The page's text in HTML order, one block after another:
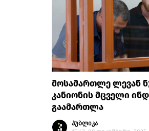
მოსამართლე ლევან
კანიონის მცველი
გაამართლა
პუბლიკა